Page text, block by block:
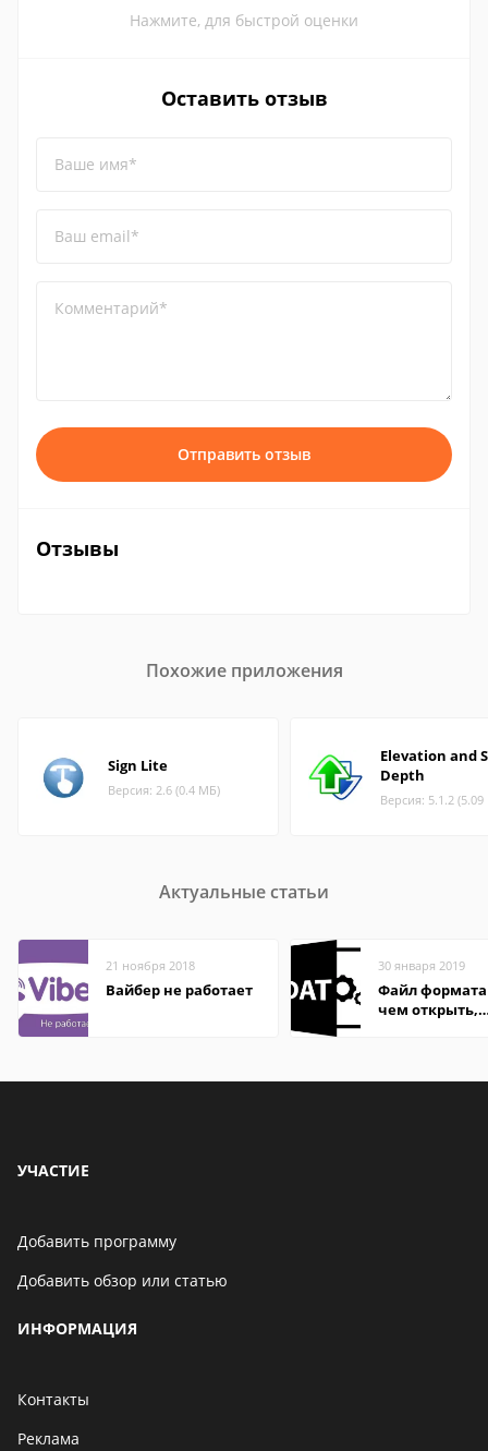
Нажмите, для быстрой оценки
Оставить отзыв
Ваше имя*
Ваш email*
Комментарий*
Отправить отзыв
Отзывы
Похожие приложения
Sign Lite
Версия: 2.6 (0.4 МБ)
Elevation and
Depth
Версия: 5.1.2
Актуальные статьи
21 ноября 2018
Вайбер не работает
30 января 2019
Файл формата
чем открыть,
УЧАСТИЕ
Добавить программу
Добавить обзор или статью
ИНФОРМАЦИЯ
Контакты
Реклама